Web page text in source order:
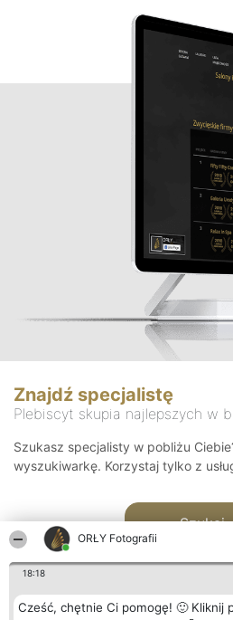
ORŁY Fotografii
18:18
Cześć, chętnie Ci pomogę! 🙂 Kliknij
Znajdź specjalistę
Plebiscyt skupia najlepszych w
Szukasz specjalisty w pobliżu
wyszukiwarkę. Korzystaj tylko z
Szukaj